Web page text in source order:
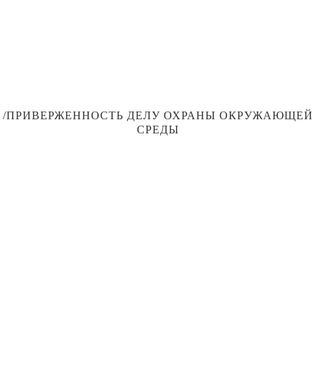
/ПРИВЕРЖЕННОСТЬ ДЕЛУ ОХРАНЫ ОКРУЖАЮЩЕЙ
СРЕДЫ